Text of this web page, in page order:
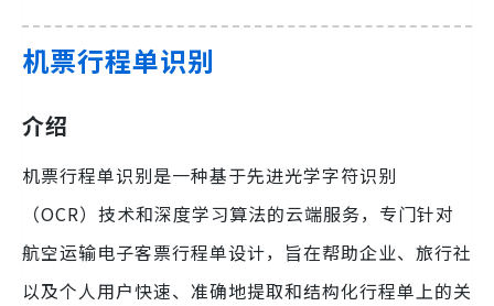
机票行程单识别
介绍
机票行程单识别是一种基于先进光学字符识别
（OCR）技术和深度学习算法的云端服务，专门针对
航空运输电子客票行程单设计，旨在帮助企业、旅行社
以及个人用户快速、准确地提取和结构化行程单上的关